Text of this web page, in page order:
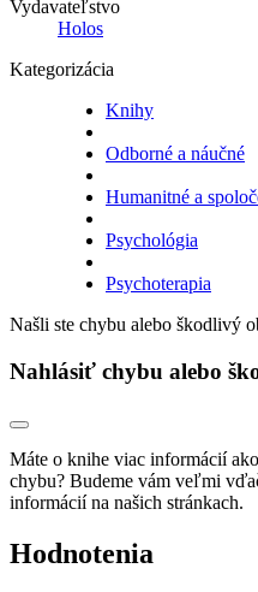
Vydavateľstvo
Holos
Kategorizácia
Knihy
Odborné a náučné
Humanitné a
Psychológia
Psychoterapia
Našli ste chybu alebo škodlivý
Nahlásiť chybu alebo
Máte o knihe viac informácií
chybu? Budeme vám veľmi
informácií na našich stránkach.
Hodnotenia